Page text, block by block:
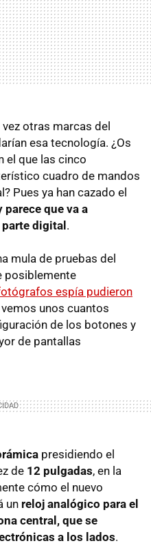
otras marcas del
esa tecnología. ¿Os
el que las cinco
cuadro de mandos
Pues ya han cazado el
parece que va a
parte digital.
mula de pruebas del
posiblemente
espía pudieron
vemos unos cuantos
de los botones y
de pantallas
presidiendo el
de 12 pulgadas, en la
cómo el nuevo
un reloj analógico para el
central, que se
a los lados.